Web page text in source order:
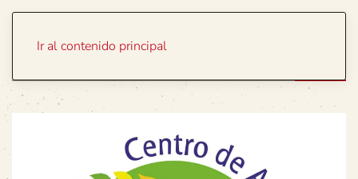
Ir al contenido principal